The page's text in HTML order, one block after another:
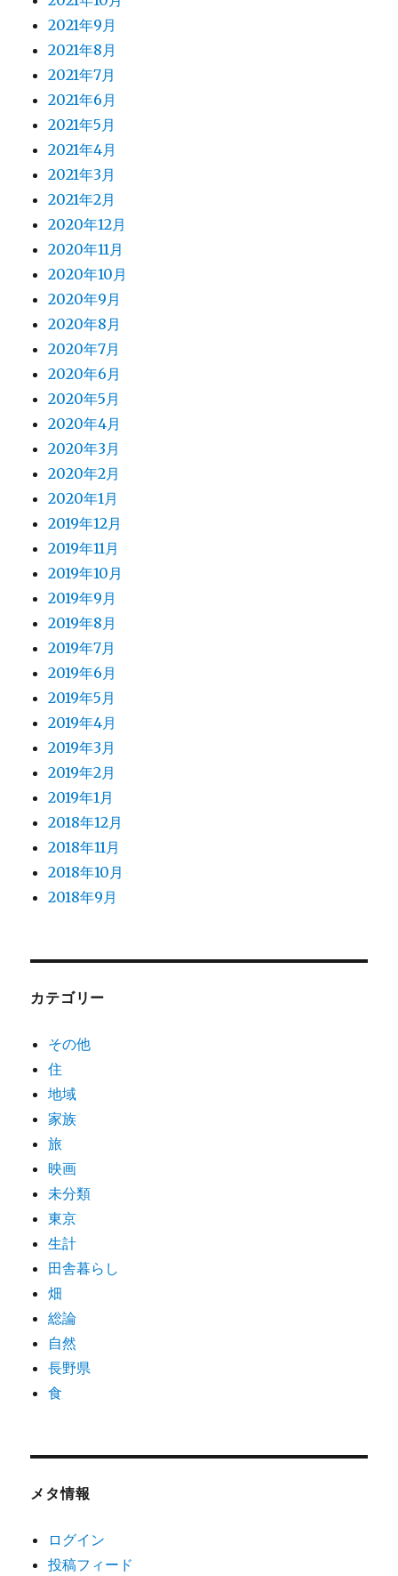
2021年9月
2021年8月
2021年7月
2021年6月
2021年5月
2021年4月
2021年3月
2021年2月
2020年12月
2020年11月
2020年10月
2020年9月
2020年8月
2020年7月
2020年6月
2020年5月
2020年4月
2020年3月
2020年2月
2020年1月
2019年12月
2019年11月
2019年10月
2019年9月
2019年8月
2019年7月
2019年6月
2019年5月
2019年4月
2019年3月
2019年2月
2019年1月
2018年12月
2018年11月
2018年10月
2018年9月
カテゴリー
その他
住
地域
家族
旅
映画
未分類
東京
生計
田舎暮らし
畑
総論
自然
長野県
食
メタ情報
ログイン
投稿フィード